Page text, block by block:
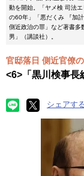
動を開始。「ヤメ検 司法
の60年」「悪だくみ 『加
側近政治の罪」など著書
男」（講談社）。
官邸落日 側近官僚
<6>「黒川検事長
シェアす